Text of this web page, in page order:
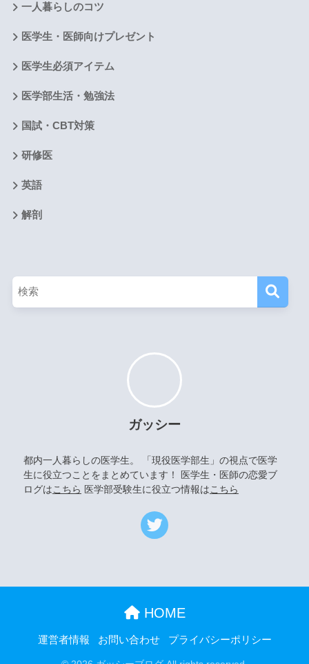
一人暮らしのコツ
医学生・医師向けプレゼント
医学生必須アイテム
医学部生活・勉強法
国試・CBT対策
研修医
英語
解剖
ガッシー
都内一人暮らしの医学生。 「現役医学部生」の視点で医学
生に役立つことをまとめています！ 医学生・医師の恋愛ブ
ログはこちら 医学部受験生に役立つ情報はこちら
HOME
運営者情報 お問い合わせ プライバシーポリシー